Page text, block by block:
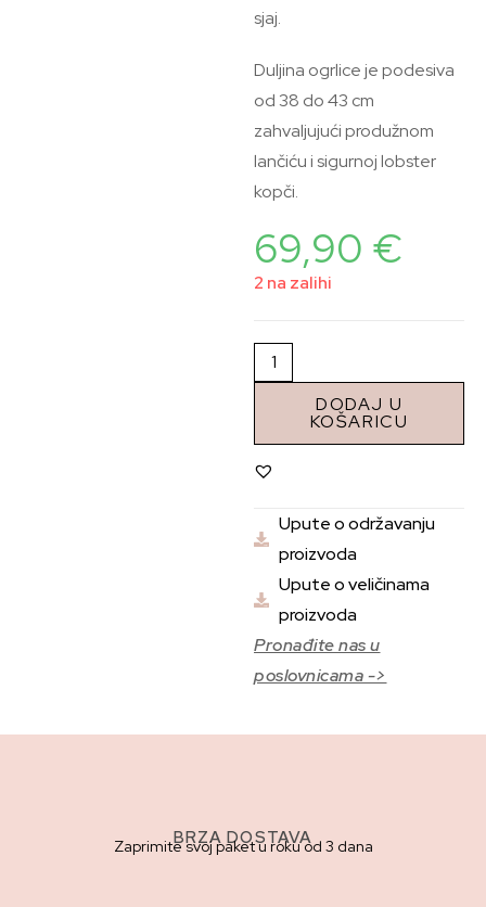
sjaj.
Duljina ogrlice je podesiva
od 38 do 43 cm
zahvaljujući produžnom
lančiću i sigurnoj lobster
kopči.
69,90 €
2 na zalihi
DODAJ U
KOŠARICU
Upute o održavanju
proizvoda
Upute o veličinama
proizvoda
Pronađite nas u
poslovnicama ->
BRZA DOSTAVA
Zaprimite svoj paket u roku od 3 dana